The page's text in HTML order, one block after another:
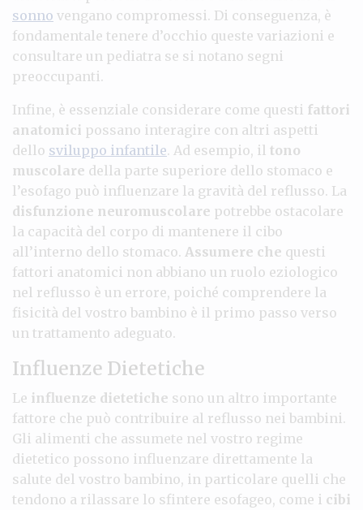
sonno vengano compromessi. Di conseguenza, è
fondamentale tenere d’occhio queste variazioni e
consultare un pediatra se si notano segni
preoccupanti.
Infine, è essenziale considerare come questi fattori
anatomici possano interagire con altri aspetti
dello sviluppo infantile. Ad esempio, il tono
muscolare della parte superiore dello stomaco e
l’esofago può influenzare la gravità del reflusso. La
disfunzione neuromuscolare potrebbe ostacolare
la capacità del corpo di mantenere il cibo
all’interno dello stomaco. Assumere che questi
fattori anatomici non abbiano un ruolo eziologico
nel reflusso è un errore, poiché comprendere la
fisicità del vostro bambino è il primo passo verso
un trattamento adeguato.
Influenze Dietetiche
Le influenze dietetiche sono un altro importante
fattore che può contribuire al reflusso nei bambini.
Gli alimenti che assumete nel vostro regime
dietetico possono influenzare direttamente la
salute del vostro bambino, in particolare quelli che
tendono a rilassare lo sfintere esofageo, come i cibi